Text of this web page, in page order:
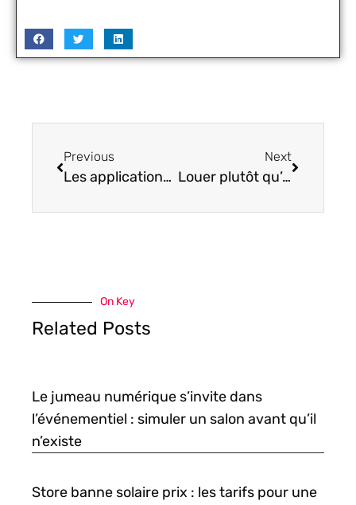
Previous
Les applications high-tech incontournables que vous n’avez pas encore découvertes
Next
Louer plutôt qu’acheter : la révolution de la téléphonie high-tech
On Key
Related Posts
Le jumeau numérique s’invite dans
l’événementiel : simuler un salon avant qu’il
n’existe
Store banne solaire prix : les tarifs pour une